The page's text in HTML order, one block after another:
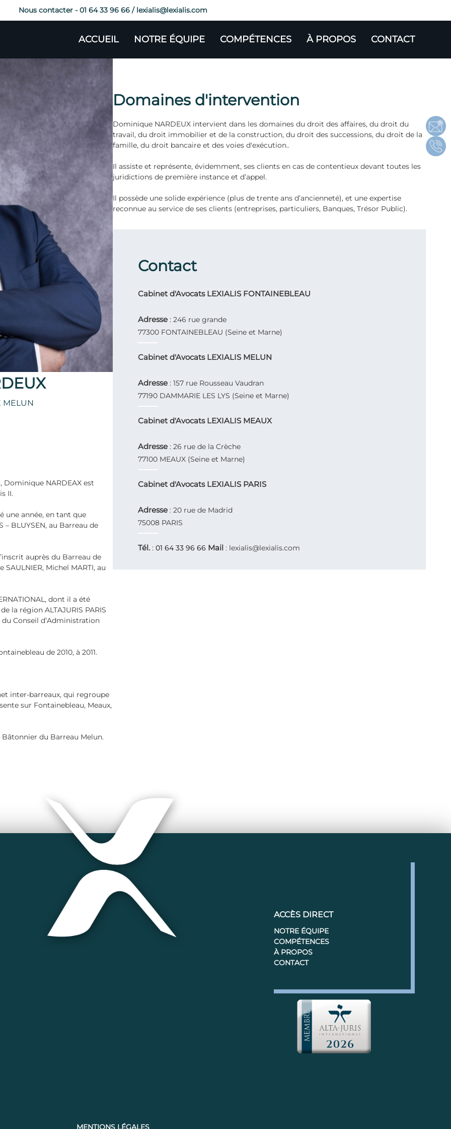
Nous contacter - 01 64 33 96 66/ lexialis@lexialis.com
ACCUEIL NOTRE ÉQUIPE COMPÉTENCES À PROPOS CONTACT
MELUN
Dominique NARDEAX est
II.
une année, en tant que
– BLUYSEN, au Barreau de
auprès du Barreau de
Michel MARTI, au
dont il a été
la région ALTAJURIS PARIS
Conseil d’Administration
de 2010, à 2011.
inter-barreaux, qui regroupe
sur Fontainebleau, Meaux,
du Barreau Melun.
Domaines d'intervention
Dominique NARDEUX intervient dans les domaines du droit des affaires, du droit du
travail, du droit immobilier et de la construction, du droit des successions, du droit de la
famille, du droit bancaire et des voies d'exécution..
Il assiste et représente, évidemment, ses clients en cas de contentieux devant toutes les
juridictions de première instance et d’appel.
Il possède une solide expérience (plus de trente ans d’ancienneté), et une expertise
reconnue au service de ses clients (entreprises, particuliers, Banques, Trésor Public).
Contact
Cabinet d'Avocats LEXIALIS FONTAINEBLEAU
Adresse : 246 rue grande
77300 FONTAINEBLEAU (Seine et Marne)
Cabinet d'Avocats LEXIALIS MELUN
Adresse : 157 rue Rousseau Vaudran
77190 DAMMARIE LES LYS (Seine et Marne)
Cabinet d'Avocats LEXIALIS MEAUX
Adresse : 26 rue de la Crèche
77100 MEAUX (Seine et Marne)
Cabinet d'Avocats LEXIALIS PARIS
Adresse : 20 rue de Madrid
75008 PARIS
Tél. : 01 64 33 96 66 Mail : lexialis@lexialis.com
ACCÈS DIRECT
NOTRE ÉQUIPE
COMPÉTENCES
À PROPOS
CONTACT
MENTIONS LÉGALES